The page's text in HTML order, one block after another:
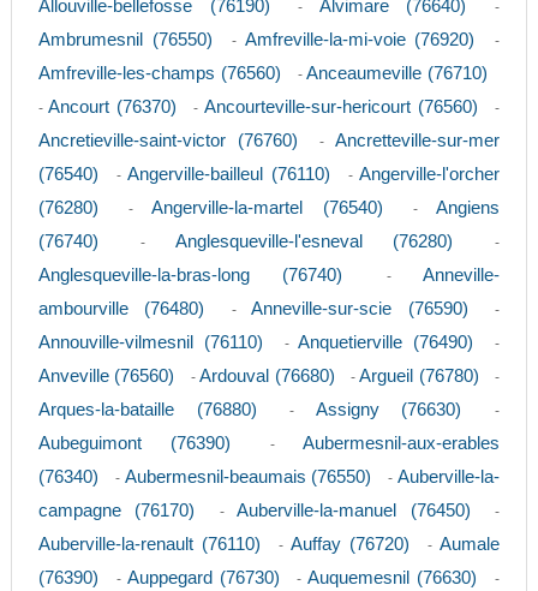
Allouville-bellefosse (76190) - Alvimare (76640) -
Ambrumesnil (76550) - Amfreville-la-mi-voie (76920) -
Amfreville-les-champs (76560) -Anceaumeville (76710)
-Ancourt (76370) -Ancourteville-sur-hericourt (76560) -
Ancretieville-saint-victor (76760) -Ancretteville-sur-mer
(76540)
-Angerville-bailleul (76110) -Angerville-l'orcher
(76280)
-Angerville-la-martel (76540) -Angiens
(76740)
- Anglesqueville-l'esneval (76280) -
Anglesqueville-la-bras-long (76740) -Anneville-
ambourville (76480)
-Anneville-sur-scie (76590) -
Annouville-vilmesnil (76110) -Anquetierville (76490) -
Anveville (76560) -Ardouval (76680) -Argueil (76780) -
Arques-la-bataille (76880) - Assigny (76630) -
Aubeguimont (76390) -Aubermesnil-aux-erables
(76340)
- Aubermesnil-beaumais (76550) -Auberville-la-
campagne (76170)
-Auberville-la-manuel (76450) -
Auberville-la-renault (76110) - Auffay (76720) -Aumale
(76390)
- Auppegard (76730) -Auquemesnil (76630) -